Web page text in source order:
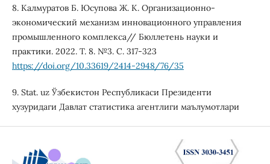
8. Калмуратов Б. Юсупова Ж. К. Организационно-
экономический механизм инновационного управления
промышленного комплекса// Бюллетень науки и
практики. 2022. Т. 8. №3. С. 317-323
https://doi.org/10.33619/2414-2948/76/35
9. Stat. uz Ўзбекистон Республикаси Президенти
хузуридаги Давлат статистика агентлиги маълумотлари